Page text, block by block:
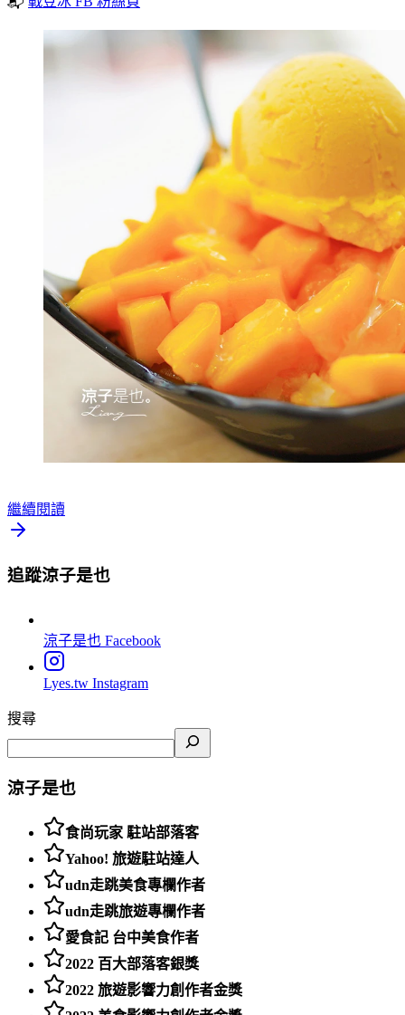
繼續閱讀
追蹤涼子是也
涼子是也 Facebook
Lyes.tw Instagram
搜尋
涼子是也
食尚玩家 駐站部落客
Yahoo! 旅遊駐站達人
udn走跳美食專欄作者
udn走跳旅遊專欄作者
愛食記 台中美食作者
2022 百大部落客銀獎
2022 旅遊影響力創作者金獎